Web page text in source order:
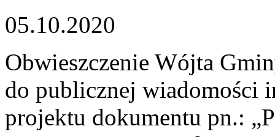
05.10.2020
Obwieszczenie Wójta
do publicznej wiadomości
projektu dokumentu pn.: